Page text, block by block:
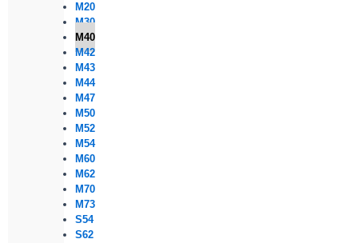
M20
M30
M40
M42
M43
M44
M47
M50
M52
M54
M60
M62
M70
M73
S54
S62